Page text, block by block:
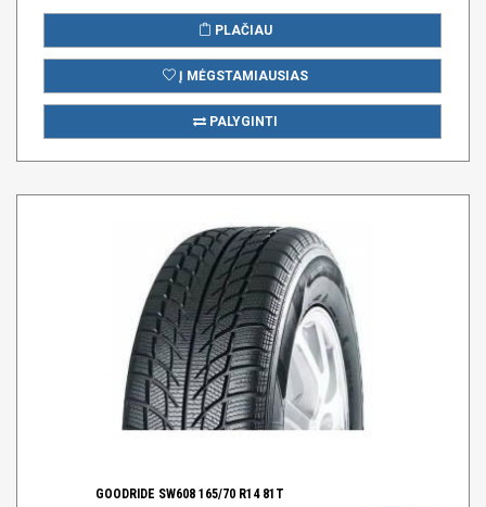
PLAČIAU
Į MĖGSTAMIAUSIAS
PALYGINTI
GOODRIDE SW608 165/70 R14 81T